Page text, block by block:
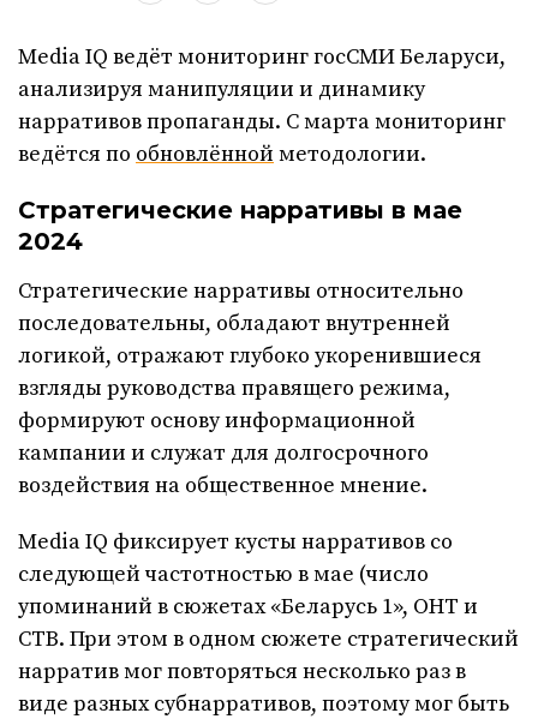
Media IQ ведёт мониторинг госСМИ Беларуси,
анализируя манипуляции и динамику
нарративов пропаганды. С марта мониторинг
ведётся по обновлённой методологии.
Стратегические нарративы в мае
2024
Стратегические нарративы относительно
последовательны, обладают внутренней
логикой, отражают глубоко укоренившиеся
взгляды руководства правящего режима,
формируют основу информационной
кампании и служат для долгосрочного
воздействия на общественное мнение.
Media IQ фиксирует кусты нарративов cо
следующей частотностью в мае (число
упоминаний в сюжетах «Беларусь 1», ОНТ и
СТВ. При этом в одном сюжете стратегический
нарратив мог повторяться несколько раз в
виде разных субнарративов, поэтому мог быть